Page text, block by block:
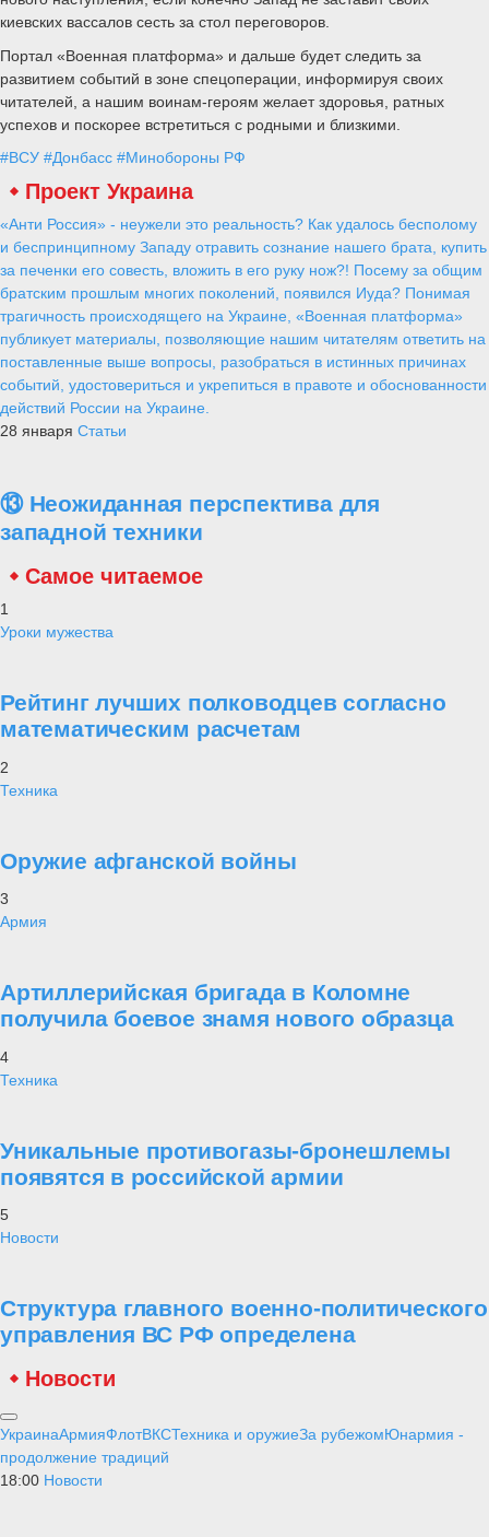
киевских вассалов сесть за стол переговоров.
Портал «Военная платформа» и дальше будет следить за
развитием событий в зоне спецоперации, информируя своих
читателей, а нашим воинам-героям желает здоровья, ратных
успехов и поскорее встретиться с родными и близкими.
#ВСУ #Донбасс #Минобороны РФ
Проект Украина
«Анти Россия» - неужели это реальность? Как удалось бесполому
и беспринципному Западу отравить сознание нашего брата, купить
за печенки его совесть, вложить в его руку нож?! Посему за общим
братским прошлым многих поколений, появился Иуда? Понимая
трагичность происходящего на Украине, «Военная платформа»
публикует материалы, позволяющие нашим читателям ответить на
поставленные выше вопросы, разобраться в истинных причинах
событий, удостовериться и укрепиться в правоте и обоснованности
действий России на Украине.
28 января Статьи
⑬ Неожиданная перспектива для
западной техники
Самое читаемое
1
Уроки мужества
Рейтинг лучших полководцев согласно
математическим расчетам
2
Техника
Оружие афганской войны
3
Армия
Артиллерийская бригада в Коломне
получила боевое знамя нового образца
4
Техника
Уникальные противогазы-бронешлемы
появятся в российской армии
5
Новости
Структура главного военно-политического
управления ВС РФ определена
Новости
УкраинаАрмияФлотВКСТехника и оружиеЗа рубежомЮнармия -
продолжение традиций
18:00 Новости